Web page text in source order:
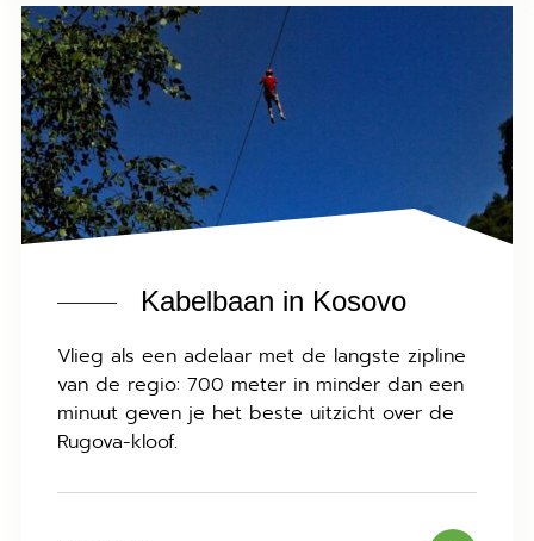
Kabelbaan in Kosovo
Vlieg als een adelaar met de langste zipline
van de regio: 700 meter in minder dan een
minuut geven je het beste uitzicht over de
Rugova-kloof.